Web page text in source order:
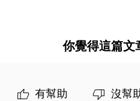
你覺得這篇文
有幫助 沒幫